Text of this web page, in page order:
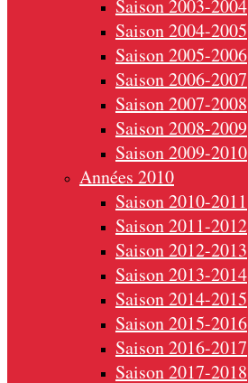
Saison 2003-2004
Saison 2004-2005
Saison 2005-2006
Saison 2006-2007
Saison 2007-2008
Saison 2008-2009
Saison 2009-2010
Années 2010
Saison 2010-2011
Saison 2011-2012
Saison 2012-2013
Saison 2013-2014
Saison 2014-2015
Saison 2015-2016
Saison 2016-2017
Saison 2017-2018